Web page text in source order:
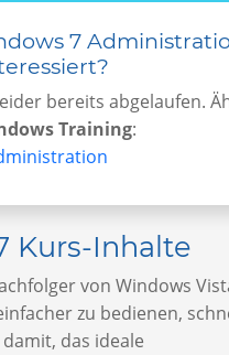
7
bereits abgelaufen.
Training:
Kurs-Inhalte
von Windows
zu bedienen,
das ideale